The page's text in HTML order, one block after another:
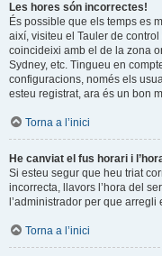
Les hores són incorrectes!
És possible que els temps es
així, visiteu el Tauler de
coincideixi amb el de la zona
Sydney, etc. Tingueu en
configuracions, només els
esteu registrat, ara és un bon
Torna a l’inici
He canviat el fus horari i
Si esteu segur que heu triat
incorrecta, llavors l’hora del
l’administrador per que arregli
Torna a l’inici